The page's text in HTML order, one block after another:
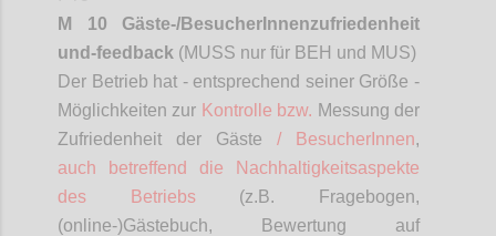
M 10 Gäste-/BesucherInnenzufriedenheit
und-feedback (MUSS nur für BEH und MUS)
Der Betrieb hat - entsprechend seiner Größe -
Möglichkeiten zur Kontrolle bzw. Messung der
Zufriedenheit der Gäste / BesucherInnen,
auch betreffend die Nachhaltigkeitsaspekte
des Betriebs(z.B. Fragebogen,
(online-)Gästebuch, Bewertung auf